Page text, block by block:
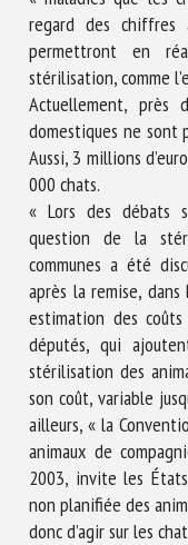
regard des chiffres
permettront en
stérilisation, comme
Actuellement,
domestiques ne sont
Aussi, 3 millions
000 chats.
« Lors des débats
question de la
communes a été
après la remise,
estimation des
députés, qui
stérilisation des
son coût, variable
ailleurs, « la
animaux de
2003, invite les
non planifiée des
donc d’agir sur les